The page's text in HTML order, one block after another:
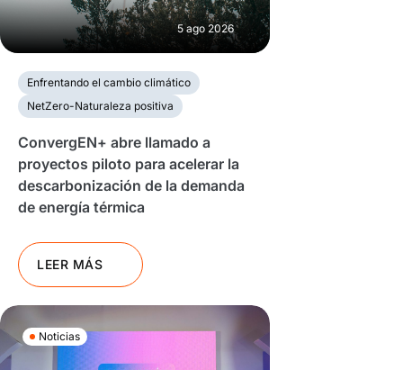
5 ago 2026
Enfrentando el cambio climático
NetZero-Naturaleza positiva
ConvergEN+ abre llamado a
proyectos piloto para acelerar la
descarbonización de la demanda
de energía térmica
LEER MÁS
Noticias